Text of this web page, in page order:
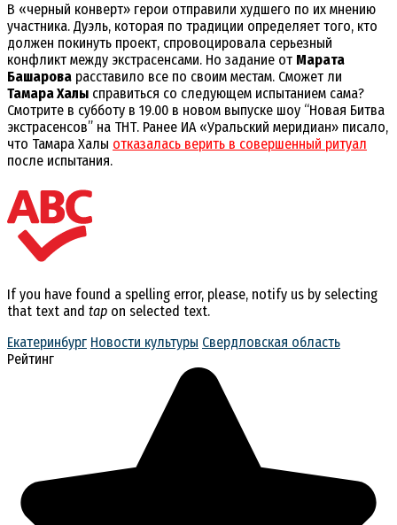
В «черный конверт» герои отправили худшего по их мнению
участника. Дуэль, которая по традиции определяет того, кто
должен покинуть проект, спровоцировала серьезный
конфликт между экстрасенсами. Но задание от Марата
Башарова расставило все по своим местам. Сможет ли
Тамара Халы справиться со следующем испытанием сама?
Смотрите в субботу в 19.00 в новом выпуске шоу “Новая Битва
экстрасенсов” на ТНТ. Ранее ИА «Уральский меридиан» писало,
что Тамара Халы отказалась верить в совершенный ритуал
после испытания.
If you have found a spelling error, please, notify us by selecting
that text and tap on selected text.
Екатеринбург Новости культуры Свердловская область
Рейтинг